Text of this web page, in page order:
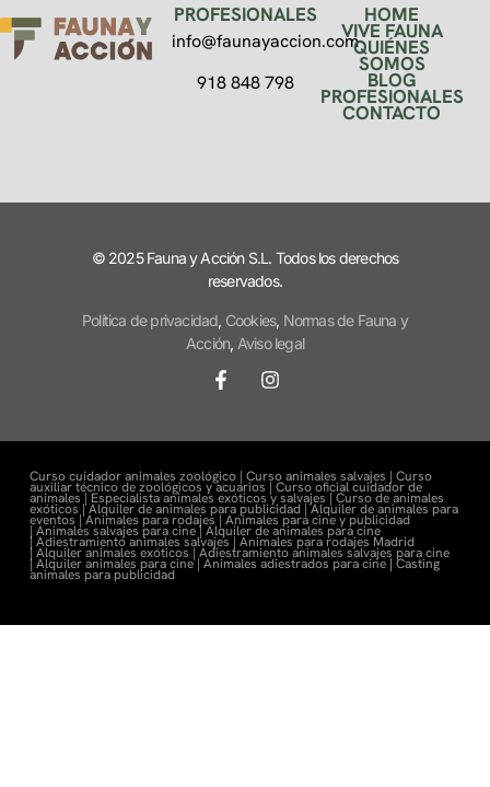
PROFESIONALES
info@faunayaccion.com
918 848 798
HOME
VIVE FAUNA
QUIÉNES
SOMOS
BLOG
PROFESIONALES
CONTACTO
© 2025 Fauna y Acción S.L. Todos los derechos
reservados.
Política de privacidad, Cookies, Normas de Fauna y
Acción, Aviso legal
Curso cuidador animales zoológico | Curso animales salvajes | Curso
auxiliar técnico de zoológicos y acuarios | Curso oficial cuidador de
animales | Especialista animales exóticos y salvajes | Curso de animales
exóticos |Alquiler de animales para publicidad |Alquiler de animales para
eventos |Animales para rodajes | Animales para cine y publicidad
| Animales salvajes para cine | Alquiler de animales para cine
| Adiestramiento animales salvajes | Animales para rodajes Madrid
| Alquiler animales exóticos | Adiestramiento animales salvajes para cine
| Alquiler animales para cine | Animales adiestrados para cine| Casting
animales para publicidad